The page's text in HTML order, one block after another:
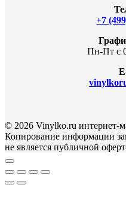
+7
Пн-Пт с
© 2026 Vinylko.ru интернет-
Копирование информации
не является публичной